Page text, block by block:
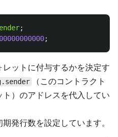
;
;
ットに付与するかを決定す
（このコントラクト
）のアドレスを代入してい
発行数を設定しています。